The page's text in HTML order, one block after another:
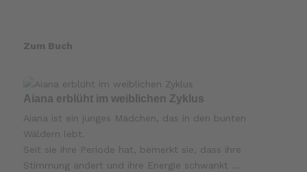
Zum Buch
Aiana erblüht im weiblichen Zyklus
Aiana ist ein junges Mädchen, das in den bunten
Wäldern lebt.
Seit sie ihre Periode hat, bemerkt sie, dass ihre
Stimmung ändert und ihre Energie schwankt …